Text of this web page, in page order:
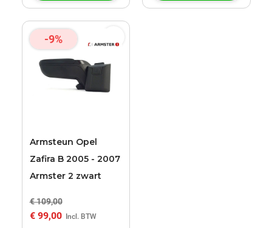
-9%
Armsteun Opel
Zafira B 2005 - 2007
Armster 2 zwart
€ 109,00
€ 99,00